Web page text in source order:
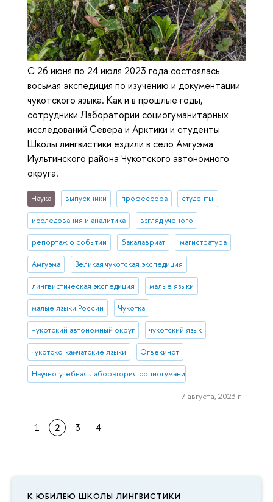
К ЮБИЛЕЮ ШКОЛЫ ЛИНГВИСТИКИ
С 26 июня по 24 июля 2023 года состоялась
восьмая экспедиция по изучению и документации
чукотского языка. Как и в прошлые годы,
сотрудники Лаборатории социогуманитарных
исследований Севера и Арктики и студенты
Школы лингвистики ездили в село Амгуэма
Иультинского района Чукотского автономного
округа.
Наука выпускники профессора студенты
исследования и аналитика взгляд ученого
репортаж о событии бакалавриат магистратура
Амгуэма Великая чукотская экспедиция
лингвистическая экспедиция малые языки
малые языки России Чукотка
Чукотский автономный округ чукотский язык
чукотско-камчатские языки Эгвекинот
Научно-учебная лаборатория социогуманитарных исследований
7 августа, 2023 г.
1 2 3 4